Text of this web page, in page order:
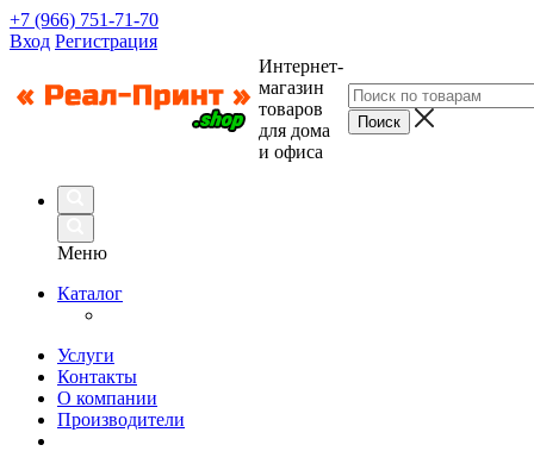
+7 (966) 751-71-70
Вход Регистрация
Интернет-
магазин
товаров
для дома
и офиса
Меню
Каталог
Услуги
Контакты
О компании
Производители